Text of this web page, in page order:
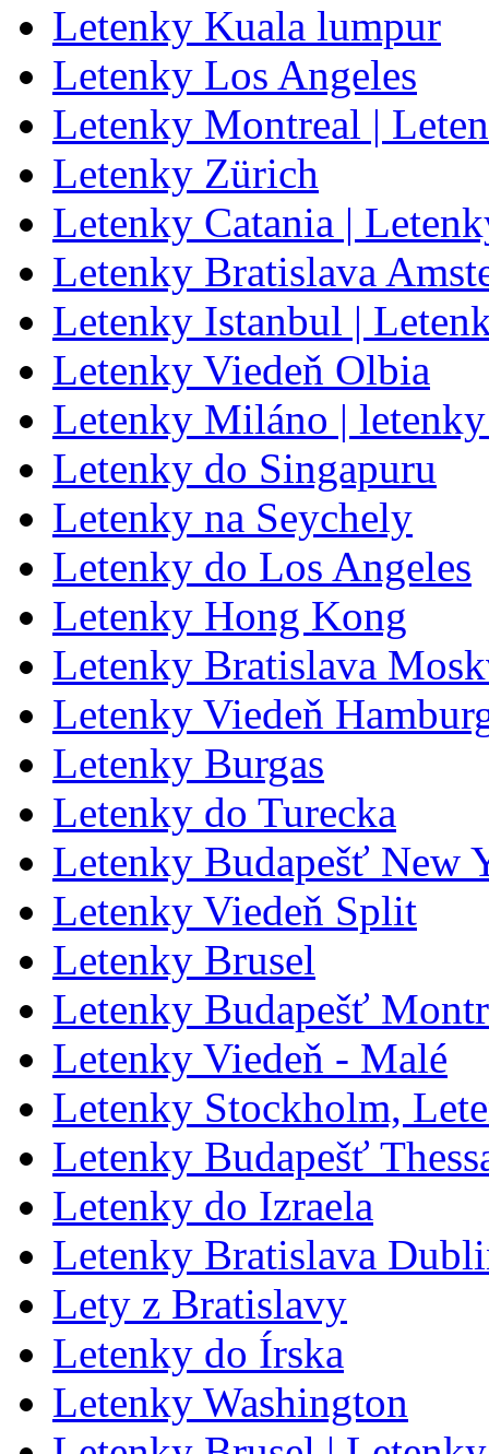
Letenky Kuala lumpur
Letenky Los Angeles
Letenky Montreal |
Letenky Zürich
Letenky Catania |
Letenky Bratislava
Letenky Istanbul |
Letenky Viedeň Olbia
Letenky Miláno |
Letenky do Singapuru
Letenky na Seychely
Letenky do Los Angeles
Letenky Hong Kong
Letenky Bratislava
Letenky Viedeň
Letenky Burgas
Letenky do Turecka
Letenky Budapešť New
Letenky Viedeň Split
Letenky Brusel
Letenky Budapešť
Letenky Viedeň - Malé
Letenky Stockholm,
Letenky Budapešť
Letenky do Izraela
Letenky Bratislava
Lety z Bratislavy
Letenky do Írska
Letenky Washington